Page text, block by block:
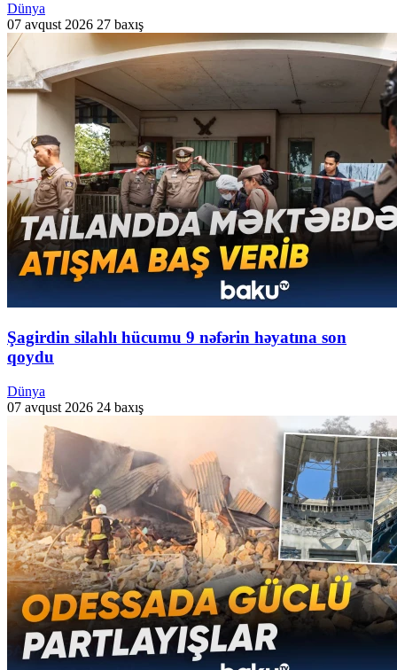
Dünya
07 avqust 2026 27 baxış
Şagirdin silahlı hücumu 9 nəfərin həyatına son
qoydu
Dünya
07 avqust 2026 24 baxış